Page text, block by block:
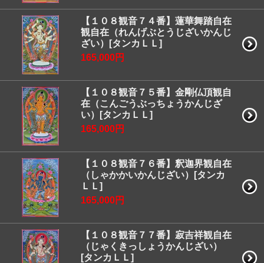
【１０８観音７４番】蓮華舞踏自在
観自在（れんげぶとうじざいかんじ
ざい）[タンカＬＬ]
165,000円
【１０８観音７５番】金剛仏頂観自
在（こんごうぶっちょうかんじざ
い）[タンカＬＬ]
165,000円
【１０８観音７６番】釈迦界観自在
（しゃかかいかんじざい）[タンカ
ＬＬ]
165,000円
【１０８観音７７番】寂吉祥観自在
（じゃくきっしょうかんじざい）
[タンカＬＬ]